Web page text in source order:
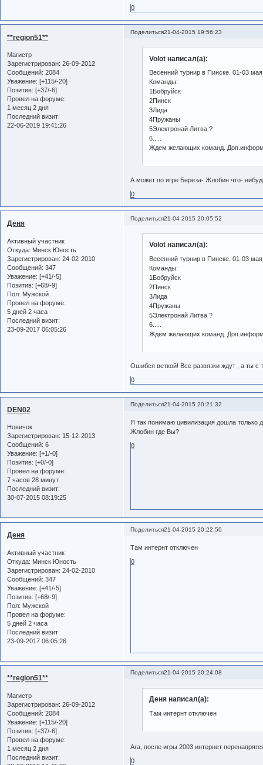
0
Поделиться21-04-2015 19:56:23
**region51**
Магистр
Зарегистрирован: 26-09-2012
Сообщений: 2084
Уважение: [+115/-20]
Позитив: [+37/-6]
Провел на форуме:
1 месяц 2 дня
Последний визит:
22-06-2019 19:41:26
Volot написал(а):
Весенний турнир в Пинске. 01-03
Команды:
1Бобруйск
2Пинск
3Лида
4Пружаны
5Электронай Литва ?
6.....
Ждем желающих команд.
А может по игре Береза- Жлобин что-
0
Поделиться21-04-2015 20:05:52
Деня
Активный участник
Откуда: Минск Юность
Зарегистрирован: 24-02-2010
Сообщений: 347
Уважение: [+41/-5]
Позитив: [+68/-9]
Пол: Мужской
Провел на форуме:
5 дней 2 часа
Последний визит:
23-09-2017 06:05:26
Volot написал(а):
Весенний турнир в Пинске. 01-03
Команды:
1Бобруйск
2Пинск
3Лида
4Пружаны
5Электронай Литва ?
6.....
Ждем желающих команд.
Ошибся веткой! Все развязки ждут , а ты с
0
Поделиться21-04-2015 20:21:32
DEN02
Новичок
Зарегистрирован: 15-12-2013
Сообщений: 6
Уважение: [+1/-0]
Позитив: [+0/-0]
Провел на форуме:
7 часов 28 минут
Последний визит:
30-07-2015 08:19:25
Я так понимаю цивилизация дошла только
Жлобин где Вы?
0
Поделиться21-04-2015 20:22:50
Деня
Активный участник
Откуда: Минск Юность
Зарегистрирован: 24-02-2010
Сообщений: 347
Уважение: [+41/-5]
Позитив: [+68/-9]
Пол: Мужской
Провел на форуме:
5 дней 2 часа
Последний визит:
23-09-2017 06:05:26
Там интернт отключен
0
Поделиться21-04-2015 20:24:08
**region51**
Магистр
Зарегистрирован: 26-09-2012
Сообщений: 2084
Уважение: [+115/-20]
Позитив: [+37/-6]
Провел на форуме:
1 месяц 2 дня
Последний визит:
Деня написал(а):
Там интернт отключен
Ага, после игры 2003 интернет
0